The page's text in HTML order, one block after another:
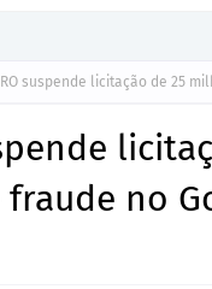
RO suspende licitação de 25
no